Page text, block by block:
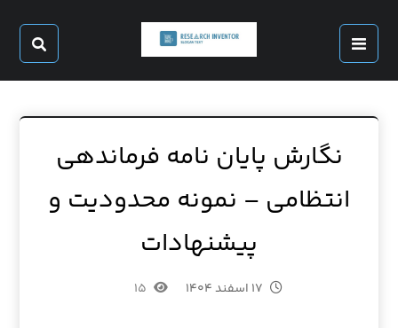
نگارش پایان نامه فرماندهی
انتظامی – نمونه محدودیت و
پیشنهادات
۱۷ اسفند ۱۴۰۴ ۱۵